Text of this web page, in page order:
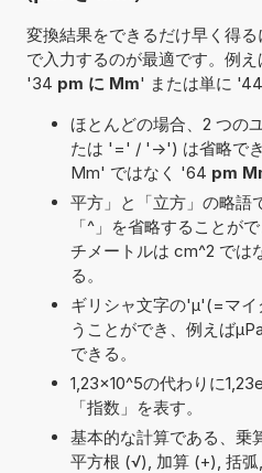
変換結果をできるだけ早く得
で入力するのが最適です。例
'34 pm に Mm' または単に '44
ほとんどの場合、2 つの
たは '=' / '->') は省略で
Mm' ではなく '64 pm
平方」と「立方」の略語
「^」を省略することが
チメートルは cm^2 では
る。
ギリシャ文字の'μ'(=マ
うことができ、例えば
できる。
1,23×10^5の代わりに
「指数」を表す。
基本的な計算である、乗
平方根 (√), 加算 (+), 括